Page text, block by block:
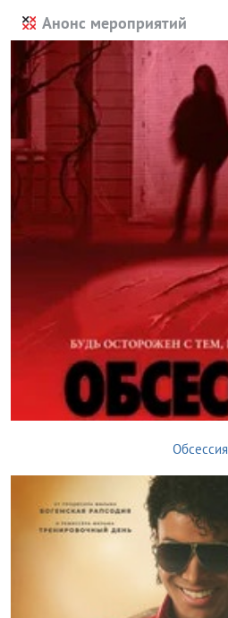
Анонс мероприятий
Обсессия